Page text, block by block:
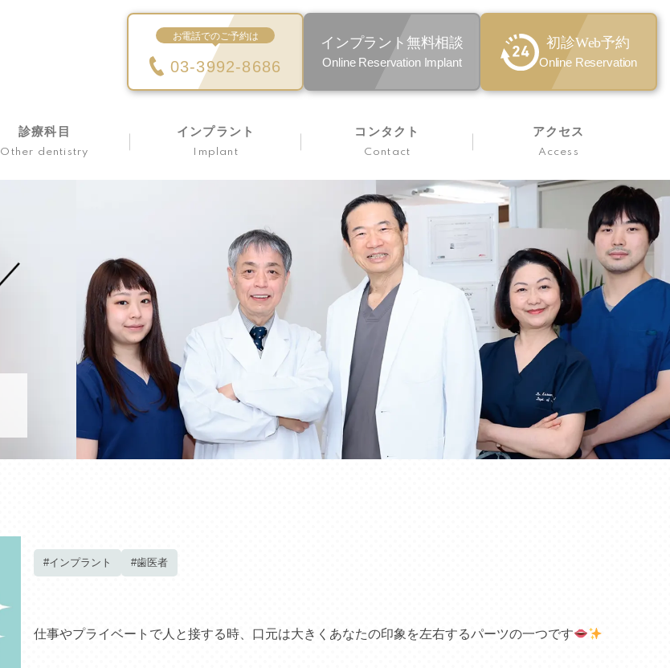
お電話でのご予約は
03-3992-8686
インプラント無料相談
Online Reservation Implant
初診Web予約
Online Reservation
診療科目
Other dentistry
インプラント
Implant
コンタクト
Contact
アクセス
Access
#インプラント #歯医者
仕事やプライベートで人と接する時、口元は大きくあなたの印象を左右するパーツの一つです